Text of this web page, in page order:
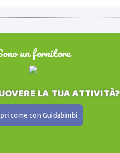
un fornitore
LA TUA ATTIVITÀ?
come con Guidabimbi